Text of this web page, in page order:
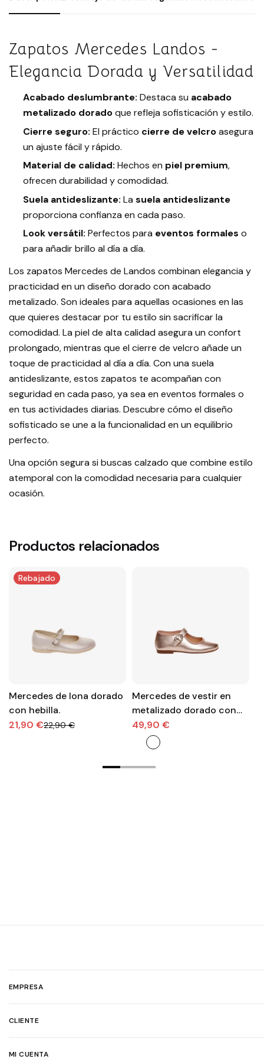
Zapatos Mercedes Landos -
Elegancia Dorada y Versatilidad
Acabado deslumbrante: Destaca su acabado
metalizado doradoque refleja sofisticación y estilo.
Cierre seguro: El práctico cierre de velcroasegura
un ajuste fácil y rápido.
Material de calidad: Hechos en piel premium,
ofrecen durabilidad y comodidad.
Suela antideslizante: La suela antideslizante
proporciona confianza en cada paso.
Look versátil: Perfectos para eventos formales o
para añadir brillo al día a día.
Los zapatos Mercedes de Landos combinan elegancia y
practicidad en un diseño dorado con acabado
metalizado. Son ideales para aquellas ocasiones en las
que quieres destacar por tu estilo sin sacrificar la
comodidad. La piel de alta calidad asegura un confort
prolongado, mientras que el cierre de velcro añade un
toque de practicidad al día a día. Con una suela
antideslizante, estos zapatos te acompañan con
seguridad en cada paso, ya sea en eventos formales o
en tus actividades diarias. Descubre cómo el diseño
sofisticado se une a la funcionalidad en un equilibrio
perfecto.
Una opción segura si buscas calzado que combine estilo
atemporal con la comodidad necesaria para cualquier
ocasión.
Productos relacionados
Rebajado
Mercedes de lona dorado
con hebilla.
21,90 €22,90 €
Mercedes de vestir en
metalizado dorado con
hebilla.
49,90 €
EMPRESA
CLIENTE
MI CUENTA